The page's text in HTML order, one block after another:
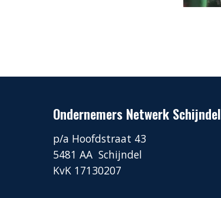
Ondernemers Netwerk Schijndel
p/a Hoofdstraat 43
5481 AA Schijndel
KvK 17130207